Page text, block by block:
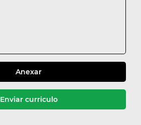
Anexar
Enviar curriculo